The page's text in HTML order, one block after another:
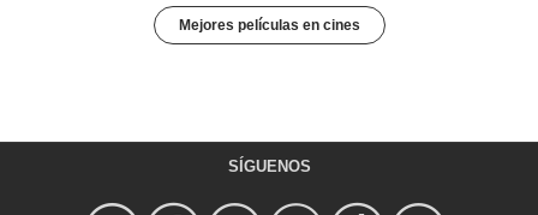
Mejores películas en cines
SÍGUENOS